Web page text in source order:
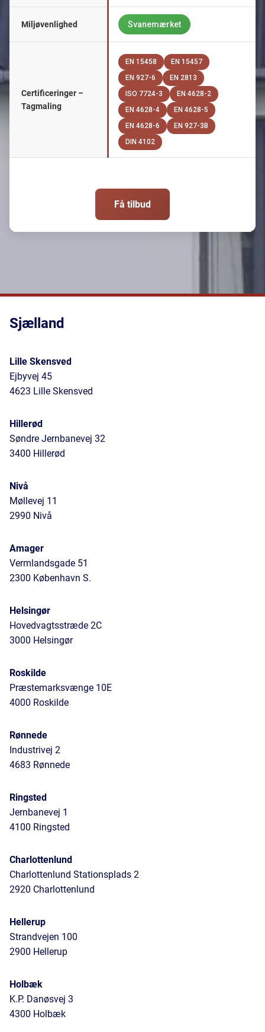
Miljøvenlighed Svanemærket
Certificeringer –
Tagmaling
EN 15458
EN 15457
EN 927-6
EN 2813
ISO 7724-3
EN 4628-2
EN 4628-4
EN 4628-5
EN 4628-6
EN 927-3B
DIN 4102
Få tilbud
Sjælland
Lille Skensved
Ejbyvej 45
4623 Lille Skensved
Hillerød
Søndre Jernbanevej 32
3400 Hillerød
Nivå
Møllevej 11
2990 Nivå
Amager
Vermlandsgade 51
2300 København S.
Helsingør
Hovedvagtsstræde 2C
3000 Helsingør
Roskilde
Præstemarksvænge 10E
4000 Roskilde
Rønnede
Industrivej 2
4683 Rønnede
Ringsted
Jernbanevej 1
4100 Ringsted
Charlottenlund
Charlottenlund Stationsplads 2
2920 Charlottenlund
Hellerup
Strandvejen 100
2900 Hellerup
Holbæk
K.P. Danøsvej 3
4300 Holbæk